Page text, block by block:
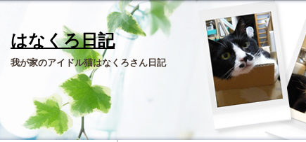
はなくろ日記
我が家のアイドル猫はなくろさん日記